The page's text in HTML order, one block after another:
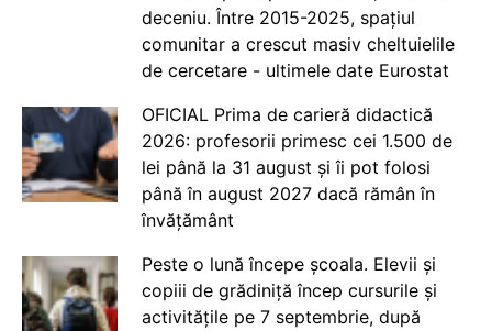
deceniu. Între 2015-2025, spațiul
comunitar a crescut masiv cheltuielile
de cercetare - ultimele date Eurostat
OFICIAL Prima de carieră didactică
2026: profesorii primesc cei 1.500 de
lei până la 31 august și îi pot folosi
până în august 2027 dacă rămân în
învățământ
Peste o lună începe școala. Elevii și
copiii de grădiniță încep cursurile și
activitățile pe 7 septembrie, după